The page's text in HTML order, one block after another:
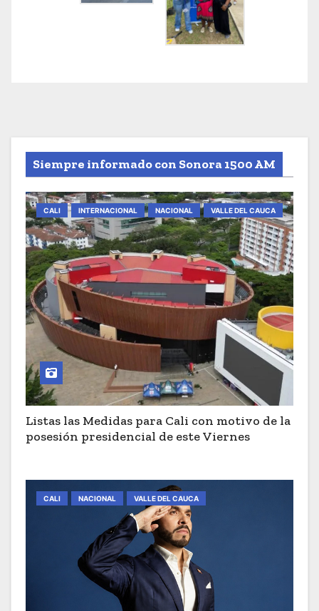
Siempre informado con Sonora 1500 AM
CALI INTERNACIONAL NACIONAL VALLE DEL CAUCA
Listas las Medidas para Cali con motivo de la
posesión presidencial de este Viernes
CALI NACIONAL VALLE DEL CAUCA